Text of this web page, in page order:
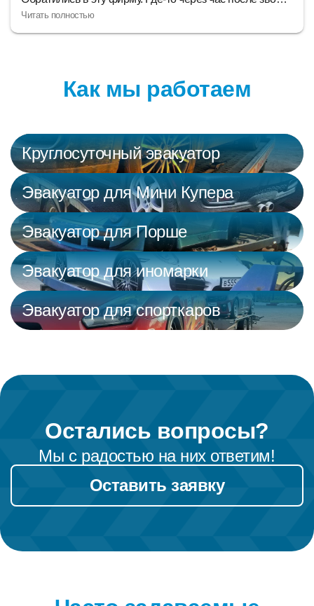
машину уже грузили на эвакуатор. По деньгам не
обманули, заплатили ровно ту цену, что назвал
Как мы работаем
Круглосуточный эвакуатор
Эвакуатор для Мини Купера
Эвакуатор для Порше
Эвакуатор для иномарки
Эвакуатор для спорткаров
Остались вопросы?
Мы с радостью на них ответим!
Оставить заявку